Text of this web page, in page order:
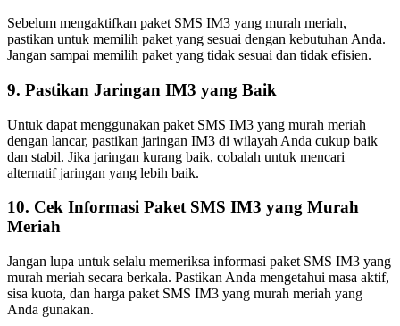
Sebelum mengaktifkan paket SMS IM3 yang murah meriah,
pastikan untuk memilih paket yang sesuai dengan kebutuhan Anda.
Jangan sampai memilih paket yang tidak sesuai dan tidak efisien.
9. Pastikan Jaringan IM3 yang Baik
Untuk dapat menggunakan paket SMS IM3 yang murah meriah
dengan lancar, pastikan jaringan IM3 di wilayah Anda cukup baik
dan stabil. Jika jaringan kurang baik, cobalah untuk mencari
alternatif jaringan yang lebih baik.
10. Cek Informasi Paket SMS IM3 yang Murah
Meriah
Jangan lupa untuk selalu memeriksa informasi paket SMS IM3 yang
murah meriah secara berkala. Pastikan Anda mengetahui masa aktif,
sisa kuota, dan harga paket SMS IM3 yang murah meriah yang
Anda gunakan.